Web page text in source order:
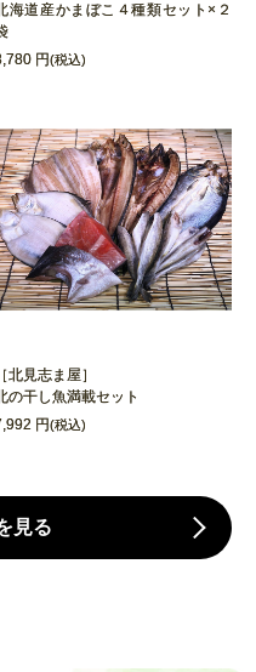
海道産かまぼこ４種類セット×２
円(税込)
［北見志ま屋］
の干し魚満載セット
円(税込)
見る